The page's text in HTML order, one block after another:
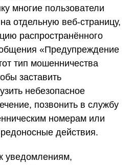
многие пользователи
отдельную веб-страницу,
распространённого
«Предупреждение
тип мошенничества
заставить
небезопасное
позвонить в службу
номерам или
действия.
уведомлениям,